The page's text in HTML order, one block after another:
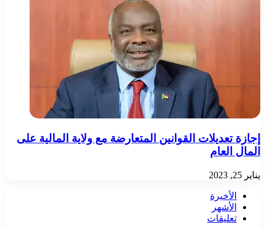
إجازة تعديلات القوانين المتعارضة مع ولاية المالية على
المال العام
يناير 25, 2023
الأخيرة
الأشهر
تعليقات